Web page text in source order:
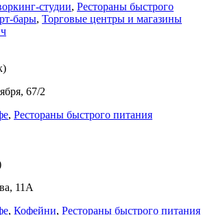
студии, Рестораны быстрого
бары, Торговые центры и магазины
67/2
, Рестораны быстрого питания
11А
, Кофейни, Рестораны быстрого питания